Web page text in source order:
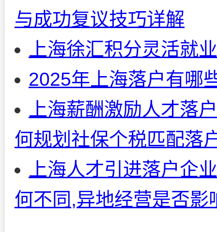
与成功复议技巧详解
上海徐汇积分灵活就
2025年上海落户有哪
上海薪酬激励人才落
何规划社保个税匹配落
上海人才引进落户企
何不同,异地经营是否